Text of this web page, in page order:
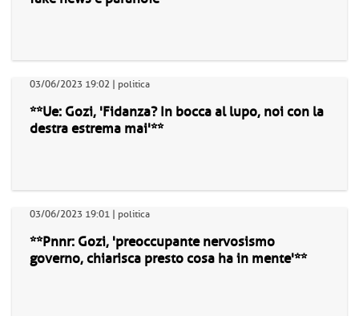
03/06/2023 19:02 | politica
**Ue: Gozi, 'Fidanza? In bocca al lupo, noi con la
destra estrema mai'**
03/06/2023 19:01 | politica
**Pnnr: Gozi, 'preoccupante nervosismo
governo, chiarisca presto cosa ha in mente'**